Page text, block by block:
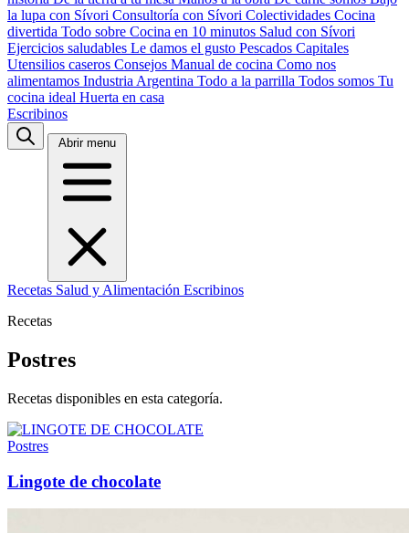
la lupa con Sívori Consultoría con Sívori Colectividades Cocina
divertida Todo sobre Cocina en 10 minutos Salud con Sívori
Ejercicios saludables Le damos el gusto Pescados Capitales
Utensilios caseros Consejos Manual de cocina Como nos
alimentamos Industria Argentina Todo a la parrilla Todos somos Tu
cocina ideal Huerta en casa
Escribinos
Abrir menu
Recetas Salud y Alimentación Escribinos
Recetas
Postres
Recetas disponibles en esta categoría.
Postres
Lingote de chocolate